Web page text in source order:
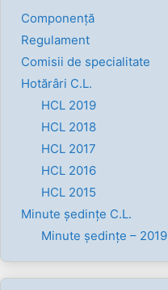
Componenţă
Regulament
Comisii de specialitate
Hotărâri C.L.
HCL 2019
HCL 2018
HCL 2017
HCL 2016
HCL 2015
Minute ședințe C.L.
Minute ședințe – 2019